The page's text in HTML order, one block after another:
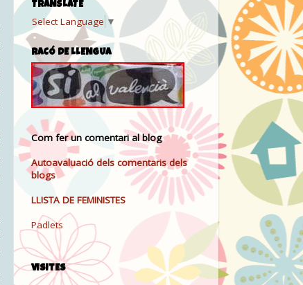
TRANSLATE
Select Language ▼
RACÓ DE LLENGUA
Com fer un comentari al blog
Autoavaluació dels comentaris dels
blogs
LLISTA DE FEMINISTES
Padlets
VISITES